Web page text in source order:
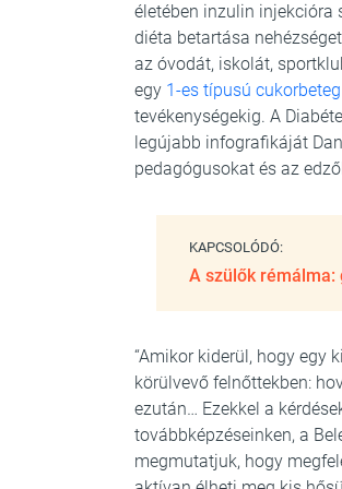
életében inzulin injekcióra
diéta betartása
az óvodát, iskolát,
egy 1-es típusú
tevékenységekig. A
legújabb infografikáját
pedagógusokat és az
KAPCSOLÓDÓ:
A szülők
“Amikor kiderül, hogy egy
körülvevő felnőttekben:
ezután… Ezekkel a
továbbképzéseinken, a
megmutatjuk, hogy